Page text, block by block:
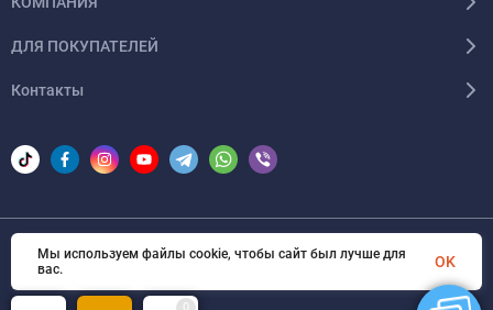
ДЛЯ ПОКУПАТЕЛЕЙ
Контакты
© 2026 Areon-ua. Все права защищены
Мы используем файлы cookie, чтобы сайт был лучше для
вас.
OK